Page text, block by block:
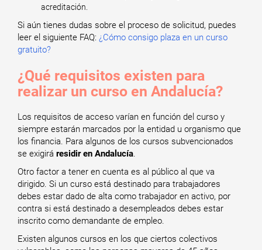
acreditación.
Si aún tienes dudas sobre el proceso de solicitud, puedes
leer el siguiente FAQ: ¿Cómo consigo plaza en un curso
gratuito?
¿Qué requisitos existen para
realizar un curso en Andalucía?
Los requisitos de acceso varían en función del curso y
siempre estarán marcados por la entidad u organismo que
los financia. Para algunos de los cursos subvencionados
se exigirá residir en Andalucía.
Otro factor a tener en cuenta es al público al que va
dirigido. Si un curso está destinado para trabajadores
debes estar dado de alta como trabajador en activo, por
contra si está destinado a desempleados debes estar
inscrito como demandante de empleo.
Existen algunos cursos en los que ciertos colectivos